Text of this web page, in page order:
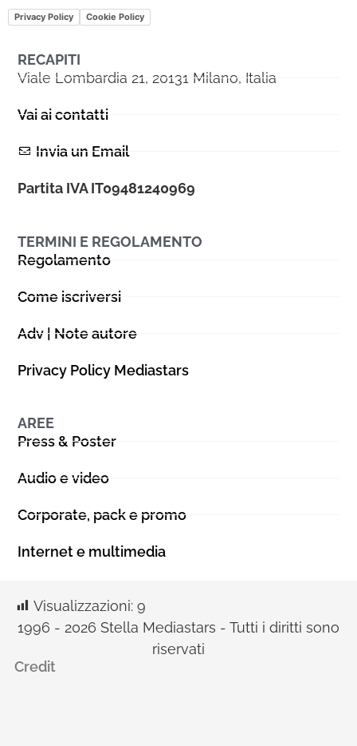
Privacy Policy Cookie Policy
RECAPITI
Viale Lombardia 21, 20131 Milano, Italia
Vai ai contatti
Invia un Email
Partita IVA IT09481240969
TERMINI E REGOLAMENTO
Regolamento
Come iscriversi
Adv | Note autore
Privacy Policy Mediastars
AREE
Press & Poster
Audio e video
Corporate, pack e promo
Internet e multimedia
Visualizzazioni: 9
1996 - 2026 Stella Mediastars - Tutti i diritti sono
riservati
Credit